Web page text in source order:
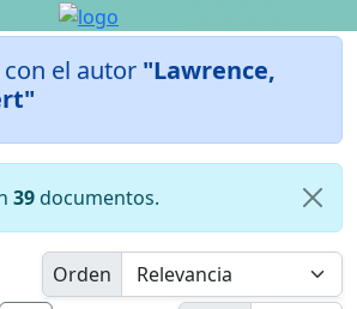
el autor "Lawrence,
39documentos.
Orden